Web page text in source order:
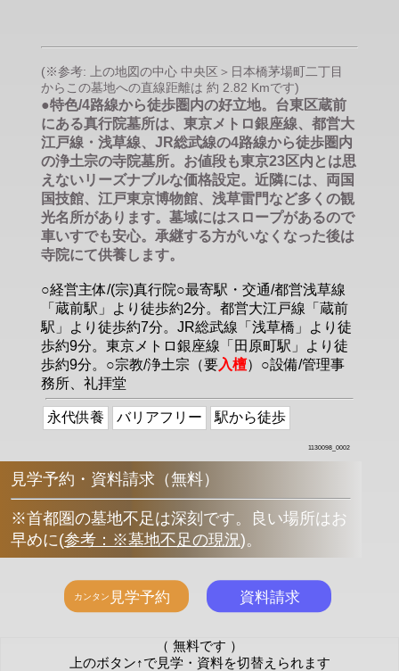
(※参考: 上の地図の中心 中央区＞日本橋茅場町二丁目
からこの墓地への直線距離は 約 2.82 Kmです)
●特色/4路線から徒歩圏内の好立地。台東区蔵前
にある真行院墓所は、東京メトロ銀座線、都営大
江戸線・浅草線、JR総武線の4路線から徒歩圏内
の浄土宗の寺院墓所。お値段も東京23区内とは思
えないリーズナブルな価格設定。近隣には、両国
国技館、江戸東京博物館、浅草雷門など多くの観
光名所があります。墓域にはスロープがあるので
車いすでも安心。承継する方がいなくなった後は
寺院にて供養します。
○経営主体/(宗)真行院○最寄駅・交通/都営浅草線
「蔵前駅」より徒歩約2分。都営大江戸線「蔵前
駅」より徒歩約7分。JR総武線「浅草橋」より徒
歩約9分。東京メトロ銀座線「田原町駅」より徒
歩約9分。○宗教/浄土宗（要入檀）○設備/管理事
務所、礼拝堂
永代供養 バリアフリー 駅から徒歩
1130098_0002
見学予約・資料請求（無料）
※首都圏の墓地不足は深刻です。良い場所はお
早めに(参考：※墓地不足の現況)。
（ 無料です ）
上のボタン↑で見学・資料を切替えられます